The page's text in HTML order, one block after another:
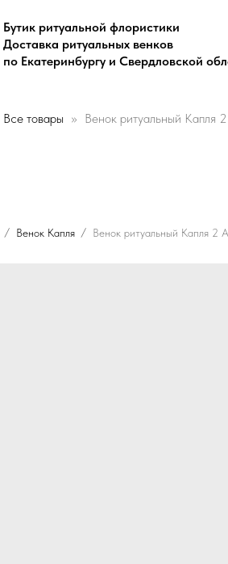
Бутик ритуальной флористики
Доставка ритуальных венков
по Екатеринбургу и Свердловской
Все товары Венок ритуальный Капля
Венок Капля